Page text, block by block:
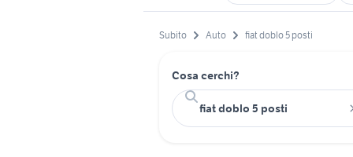
Subito Auto fiat doblo 5 posti
Cosa cerchi?